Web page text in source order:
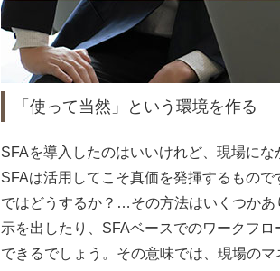
「使って当然」という環境を作る
SFAを導入したのはいいけれど、現場に
SFAは活用してこそ真価を発揮するもの
ではどうするか？…その方法はいくつか
示を出したり、SFAベースでのワークフ
できるでしょう。その意味では、現場の